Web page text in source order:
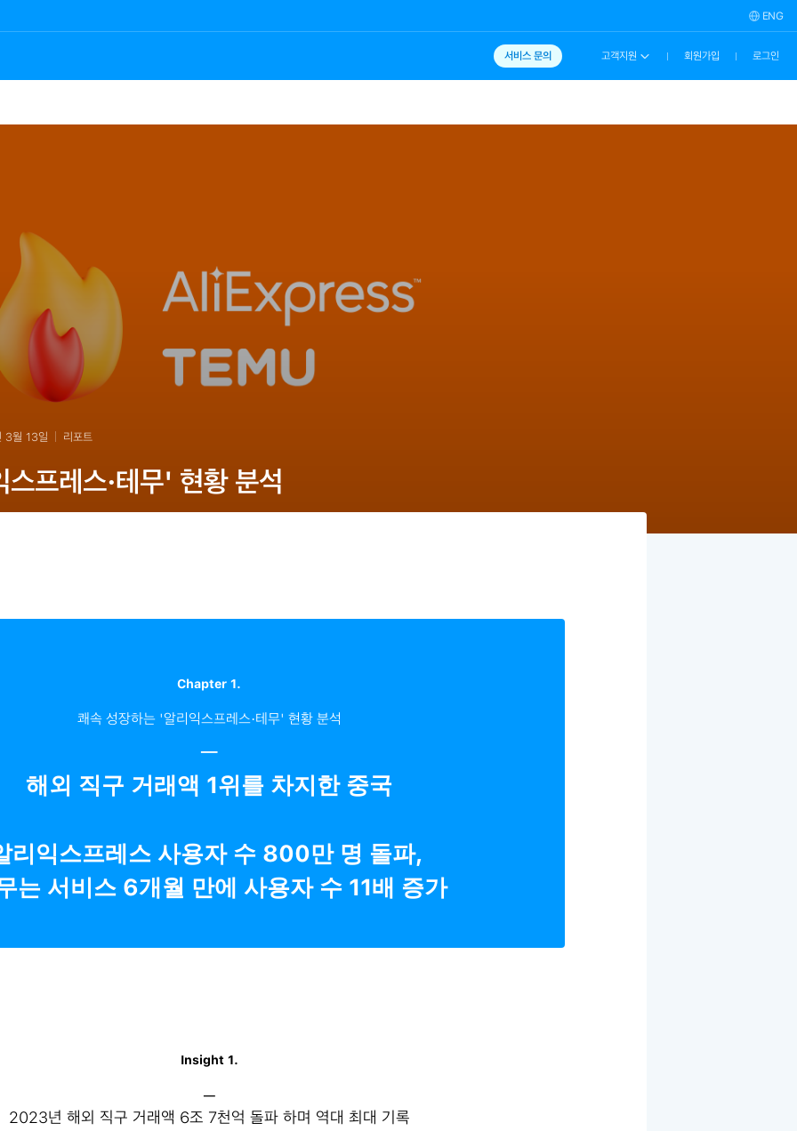
ENG
서비스 문의 고객지원 회원가입 로그인
3월 13일 리포트
프레스·테무' 현황 분석
Chapter 1.
쾌속 성장하는 '알리익스프레스·테무' 현황 분석
─
해외 직구 거래액 1위를 차지한 중국
리익스프레스 사용자 수 800만 명 돌파,
는 서비스 6개월 만에 사용자 수 11배 증가
Insight 1.
─
2023년 해외 직구 거래액 6조 7천억 돌파 하며 역대 최대 기록